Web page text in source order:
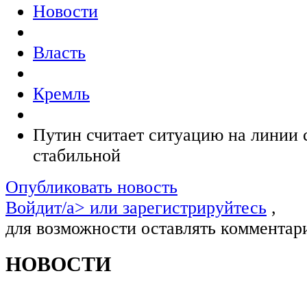
Новости
Власть
Кремль
Путин считает ситуацию на
стабильной
Опубликовать новость
Войдит/a> или зарегистрируйтесь ,
для возможности оставлять
НОВОСТИ